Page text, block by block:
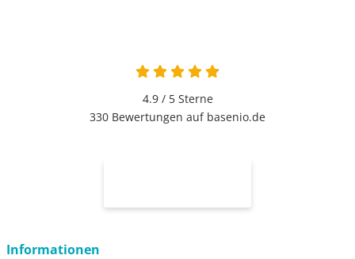
4.9 / 5Sterne
330 Bewertungen auf basenio.de
Informationen